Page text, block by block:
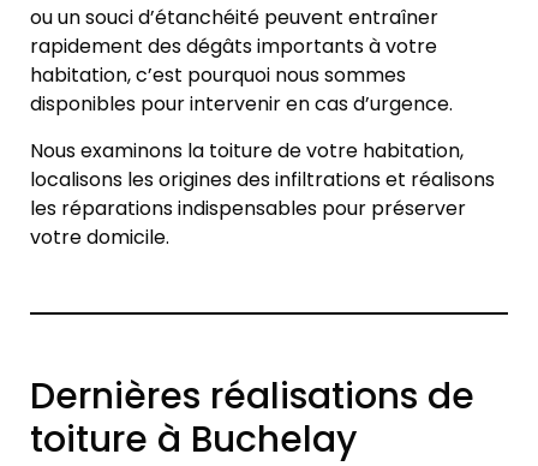
ou un souci d’étanchéité peuvent entraîner
rapidement des dégâts importants à votre
habitation, c’est pourquoi nous sommes
disponibles pour intervenir en cas d’urgence.
Nous examinons la toiture de votre habitation,
localisons les origines des infiltrations et réalisons
les réparations indispensables pour préserver
votre domicile.
Dernières réalisations de
toiture à Buchelay